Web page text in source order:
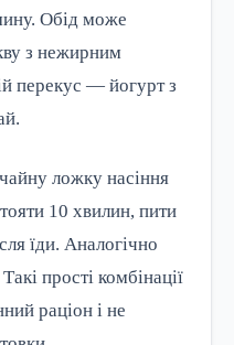
Обід може
з нежирним
перекус — йогурт з
ложку насіння
10 хвилин, пити
їди. Аналогічно
прості комбінації
раціон і не